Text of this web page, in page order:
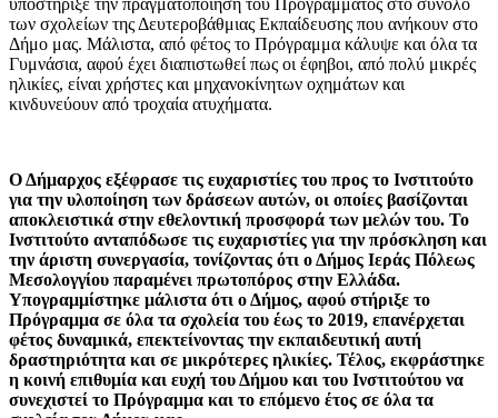
των σχολείων της Δευτεροβάθμιας Εκπαίδευσης που ανήκουν στο
Δήμο μας. Μάλιστα, από φέτος το Πρόγραμμα κάλυψε και όλα τα
Γυμνάσια, αφού έχει διαπιστωθεί πως οι έφηβοι, από πολύ μικρές
ηλικίες, είναι χρήστες και μηχανοκίνητων οχημάτων και
κινδυνεύουν από τροχαία ατυχήματα.
Ο Δήμαρχος εξέφρασε τις ευχαριστίες του προς το Ινστιτούτο
για την υλοποίηση των δράσεων αυτών, οι οποίες βασίζονται
αποκλειστικά στην εθελοντική προσφορά των μελών του. Το
Ινστιτούτο ανταπόδωσε τις ευχαριστίες για την πρόσκληση και
την άριστη συνεργασία, τονίζοντας ότι ο Δήμος Ιεράς Πόλεως
Μεσολογγίου παραμένει πρωτοπόρος στην Ελλάδα.
Υπογραμμίστηκε μάλιστα ότι ο Δήμος, αφού στήριξε το
Πρόγραμμα σε όλα τα σχολεία του έως το 2019, επανέρχεται
φέτος δυναμικά, επεκτείνοντας την εκπαιδευτική αυτή
δραστηριότητα και σε μικρότερες ηλικίες. Τέλος, εκφράστηκε
η κοινή επιθυμία και ευχή του Δήμου και του Ινστιτούτου να
συνεχιστεί το Πρόγραμμα και το επόμενο έτος σε όλα τα